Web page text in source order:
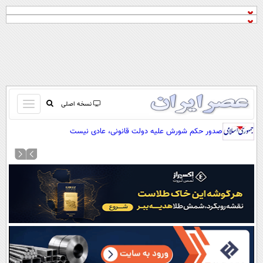
نسخه اصلی
باز
و
کردن
منو
صفحه اول
نظرسنجی
آب و هوا
سواد زندگی
صدور حکم شورش علیه دولت قانونی، عادی نیست